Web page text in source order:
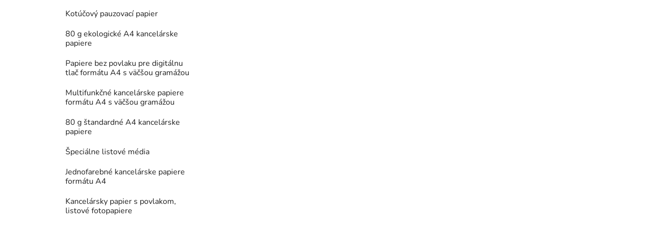
Kotúčový pauzovací papier
80 g ekologické A4 kancelárske
papiere
Papiere bez povlaku pre digitálnu
tlač formátu A4 s väčšou gramážou
Multifunkčné kancelárske papiere
formátu A4 s väčšou gramážou
80 g štandardné A4 kancelárske
papiere
Špeciálne listové média
Jednofarebné kancelárske papiere
formátu A4
Kancelársky papier s povlakom,
listové fotopapiere